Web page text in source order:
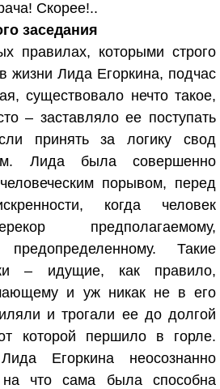
Скорее!..
заседания
правилах, которыми строго
жизни Лида Егоркина, подчас
существовало нечто такое,
– заставляло ее поступать
принять за логику свод
Лида была совершенно
порывом, перед
когда человек
предполагаемому,
предопределенному. Такие
– идущие, как правило,
и уж никак не в его
и трогали ее до долгой
которой першило в горле.
Егоркина неосознанно
на что сама была способна